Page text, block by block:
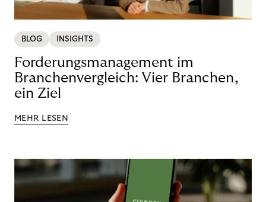
BLOG INSIGHTS
Forderungsmanagement im
Branchenvergleich: Vier Branchen,
ein Ziel
MEHR LESEN